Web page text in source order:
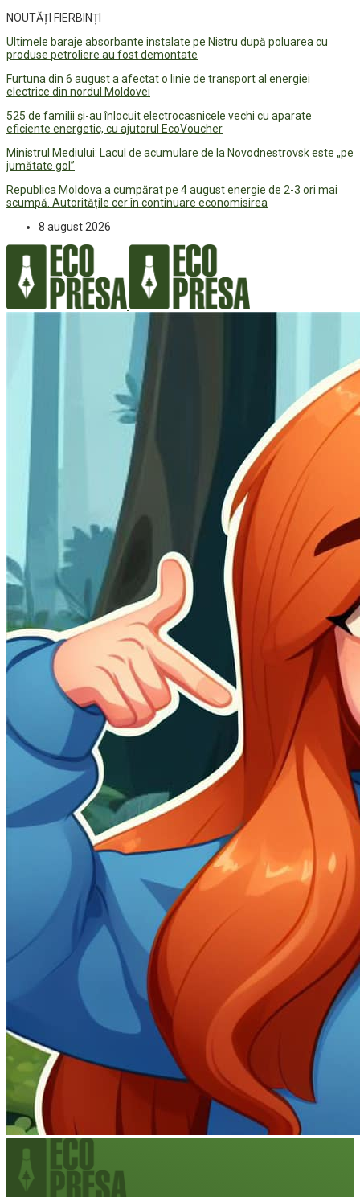
NOUTĂȚI FIERBINȚI
Ultimele baraje absorbante instalate pe Nistru după poluarea cu
produse petroliere au fost demontate
Furtuna din 6 august a afectat o linie de transport al energiei
electrice din nordul Moldovei
525 de familii și-au înlocuit electrocasnicele vechi cu aparate
eficiente energetic, cu ajutorul EcoVoucher
Ministrul Mediului: Lacul de acumulare de la Novodnestrovsk este „pe
jumătate gol”
Republica Moldova a cumpărat pe 4 august energie de 2-3 ori mai
scumpă. Autoritățile cer în continuare economisirea
8 august 2026